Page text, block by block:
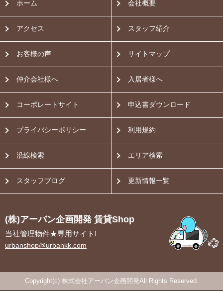
ホーム 会社概要
アクセス スタッフ紹介
お客様の声 サイトマップ
仲介会社様へ 入居者様へ
コーポレートサイト 申込書ダウンロード
プライバシーポリシー 利用規約
沿線検索 エリア検索
スタッフブログ 更新情報一覧
(株)アーバン企画開発 賃貸Shop
当社管理物件★専用サイト!
urbanshop@urbankk.com
Copyright(c) 株式会社アーバン企画開発All Rights Reserved.